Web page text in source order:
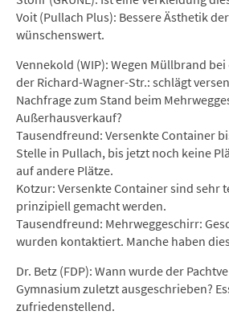
Voit (Pullach Plus): Bessere Ästhetik
wünschenswert.
Vennekold (WIP): Wegen Müllbrand
der Richard-Wagner-Str.: schlägt
Nachfrage zum Stand beim
Außerhausverkauf?
Tausendfreund: Versenkte Container
Stelle in Pullach, bis jetzt noch keine
auf andere Plätze.
Kotzur: Versenkte Container sind sehr
prinzipiell gemacht werden.
Tausendfreund: Mehrweggeschirr:
wurden kontaktiert. Manche haben
Dr. Betz (FDP): Wann wurde der
Gymnasium zuletzt ausgeschrieben?
zufriedenstellend.